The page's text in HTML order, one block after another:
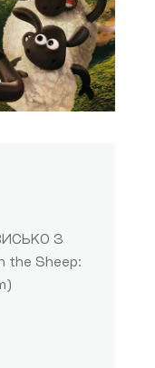
З
the Sheep: